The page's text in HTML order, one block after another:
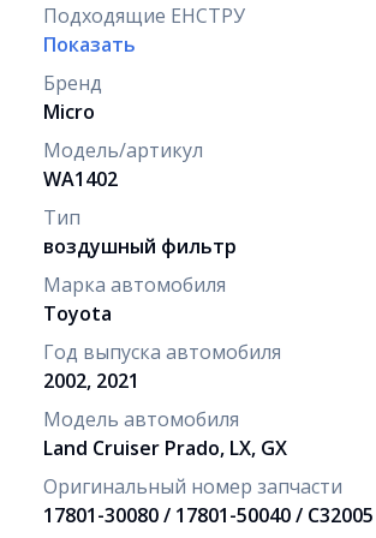
Подходящие ЕНСТРУ
Показать
Бренд
Micro
Модель/артикул
WA1402
Тип
воздушный фильтр
Марка автомобиля
Toyota
Год выпуска автомобиля
2002, 2021
Модель автомобиля
Land Cruiser Prado, LX, GX
Оригинальный номер запчасти
17801-30080 / 17801-50040 / C32005